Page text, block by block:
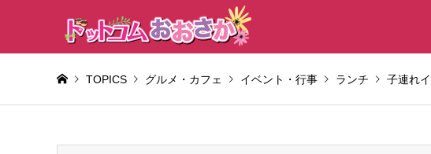
TOPICS グルメ・カフェ イベント・行事 ランチ 子連れ